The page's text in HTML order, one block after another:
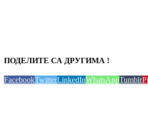
ПОДЕЛИТЕ СА ДРУГИМА !
FacebookTwitterLinkedInWhatsAppTumblr